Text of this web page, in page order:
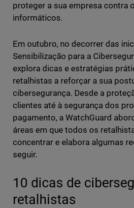
proteger a sua empresa contra
informáticos.
Em outubro, no decorrer das
Sensibilização para a
explora dicas e estratégias
retalhistas a reforçar a sua
cibersegurança. Desde a
clientes até à segurança dos
pagamento, a WatchGuard
áreas em que todos os
concentrar e elabora algumas
seguir.
10 dicas de
retalhistas